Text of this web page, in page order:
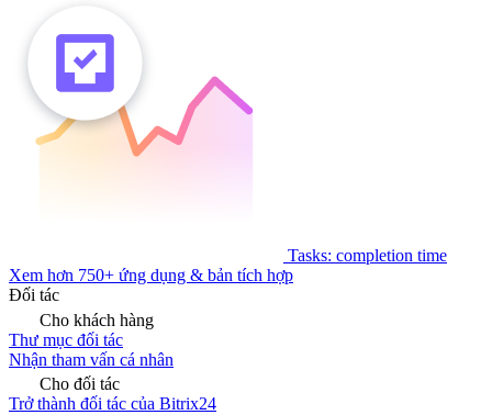
Tasks: completion time
Xem hơn 750+ ứng dụng & bản tích hợp
Đối tác
Cho khách hàng
Thư mục đối tác
Nhận tham vấn cá nhân
Cho đối tác
Trở thành đối tác của Bitrix24